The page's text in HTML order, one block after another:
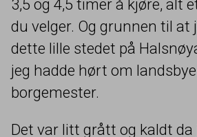
3,5 og 4,5 timer å kjøre, alt
du velger. Og grunnen til at
dette lille stedet på
jeg hadde hørt om
borgemester.
Det var litt grått og kaldt da